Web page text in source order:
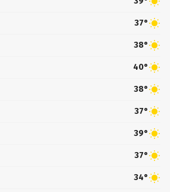
37°
38°
40°
38°
37°
39°
37°
34°